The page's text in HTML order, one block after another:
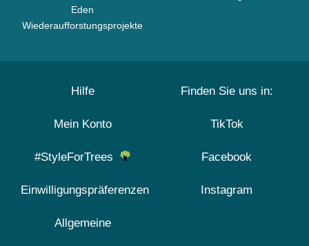
Eden
Wiederaufforstungsprojekte
Hilfe
Mein Konto
#StyleForTrees
Einwilligungspräferenzen
Allgemeine
Finden Sie uns in:
TikTok
Facebook
Instagram